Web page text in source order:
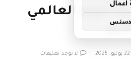
اليوم العالمي
22 يوليو، 2025 لا توجد تعليقات
اعمال